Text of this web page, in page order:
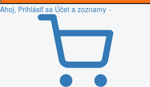
Ahoj, Prihlásiť sa Účet a zoznamy